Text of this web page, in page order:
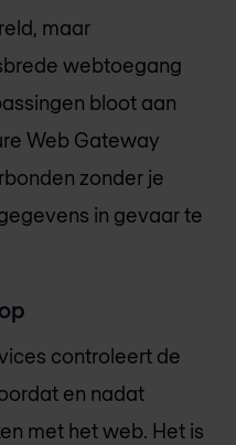
maar
webtoegang
bloot aan
Web Gateway
zonder je
in gevaar te
controleert de
en nadat
met het web. Het is